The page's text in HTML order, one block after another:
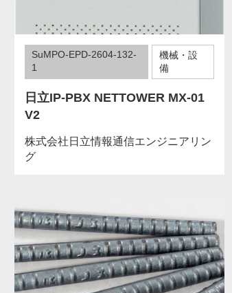
SuMPO-EPD-2604-132-
1
機械・設
備
日立IP-PBX NETTOWER MX-01
V2
株式会社日立情報通信エンジニアリン
グ